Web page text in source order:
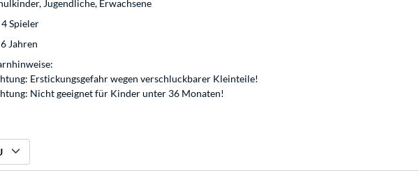
Jugendliche, Erwachsene
4 Spieler
Jahren
Erstickungsgefahr wegen verschluckbarer Kleinteile!
Nicht geeignet für Kinder unter 36 Monaten!